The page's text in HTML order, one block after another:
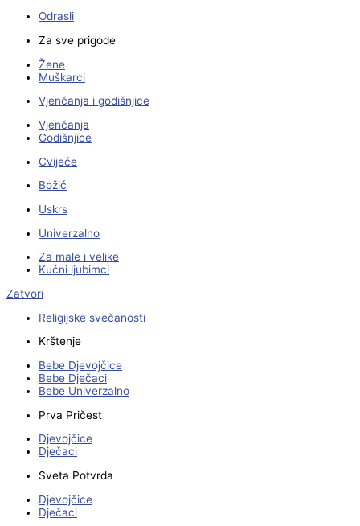
Odrasli
Za sve prigode
Žene
Muškarci
Vjenčanja i godišnjice
Vjenčanja
Godišnjice
Cvijeće
Božić
Uskrs
Univerzalno
Za male i velike
Kućni ljubimci
Zatvori
Religijske svečanosti
Krštenje
Bebe Djevojčice
Bebe Dječaci
Bebe Univerzalno
Prva Pričest
Djevojčice
Dječaci
Sveta Potvrda
Djevojčice
Dječaci